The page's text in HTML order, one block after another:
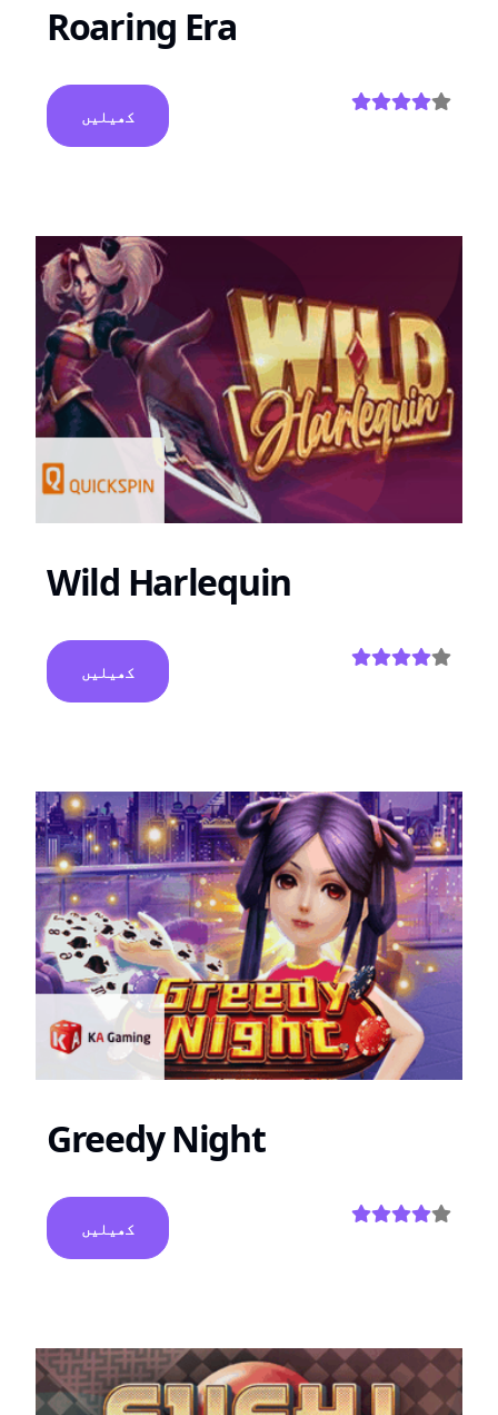
Roaring Era
کھیلیں
Wild Harlequin
کھیلیں
Greedy Night
کھیلیں